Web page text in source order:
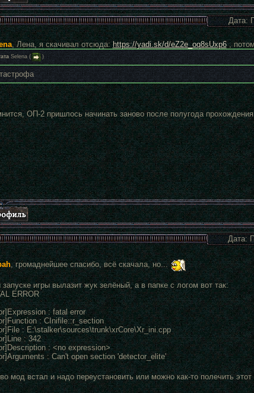
Дата:
, Лена, я скачивал отсюда:https://yadi.sk/d/eZ2e_oq8sUxp6,
Selena( )
ОП-2 пришлось начинать заново после полугода
Дата:
, громаднейшее спасибо, всё скачала, но...
запуске игры вылазит жук зелёный, а в папке с логом вот так:
ERROR
: fatal error
: CInifile::r_section
: E:\stalker\sources\trunk\xrCore\Xr_ini.cpp
: 342
: <no expression>
: Can't open section 'detector_elite'
мод встал и надо переустановить или можно как-то полечить